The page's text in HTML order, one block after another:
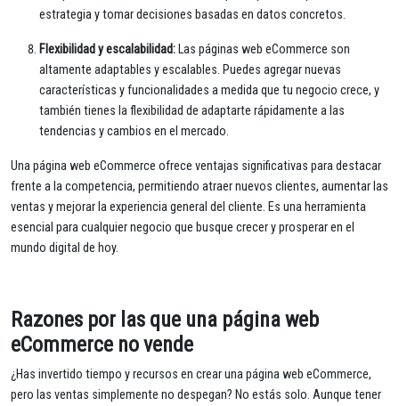
estrategia y tomar decisiones basadas en datos concretos.
Flexibilidad y escalabilidad: Las páginas web eCommerce son
altamente adaptables y escalables. Puedes agregar nuevas
características y funcionalidades a medida que tu negocio crece, y
también tienes la flexibilidad de adaptarte rápidamente a las
tendencias y cambios en el mercado.
Una página web eCommerce ofrece ventajas significativas para destacar
frente a la competencia, permitiendo atraer nuevos clientes, aumentar las
ventas y mejorar la experiencia general del cliente. Es una herramienta
esencial para cualquier negocio que busque crecer y prosperar en el
mundo digital de hoy.
Razones por las que una página web
eCommerce no vende
¿Has invertido tiempo y recursos en crear una página web eCommerce,
pero las ventas simplemente no despegan? No estás solo. Aunque tener